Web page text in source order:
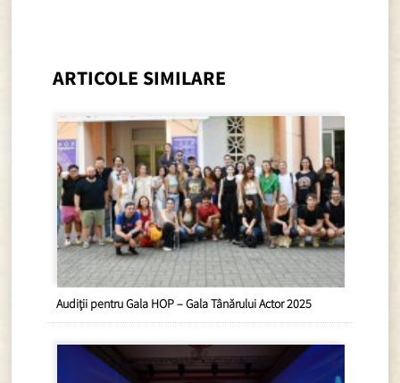
ARTICOLE SIMILARE
Audiții pentru Gala HOP – Gala Tânărului Actor 2025